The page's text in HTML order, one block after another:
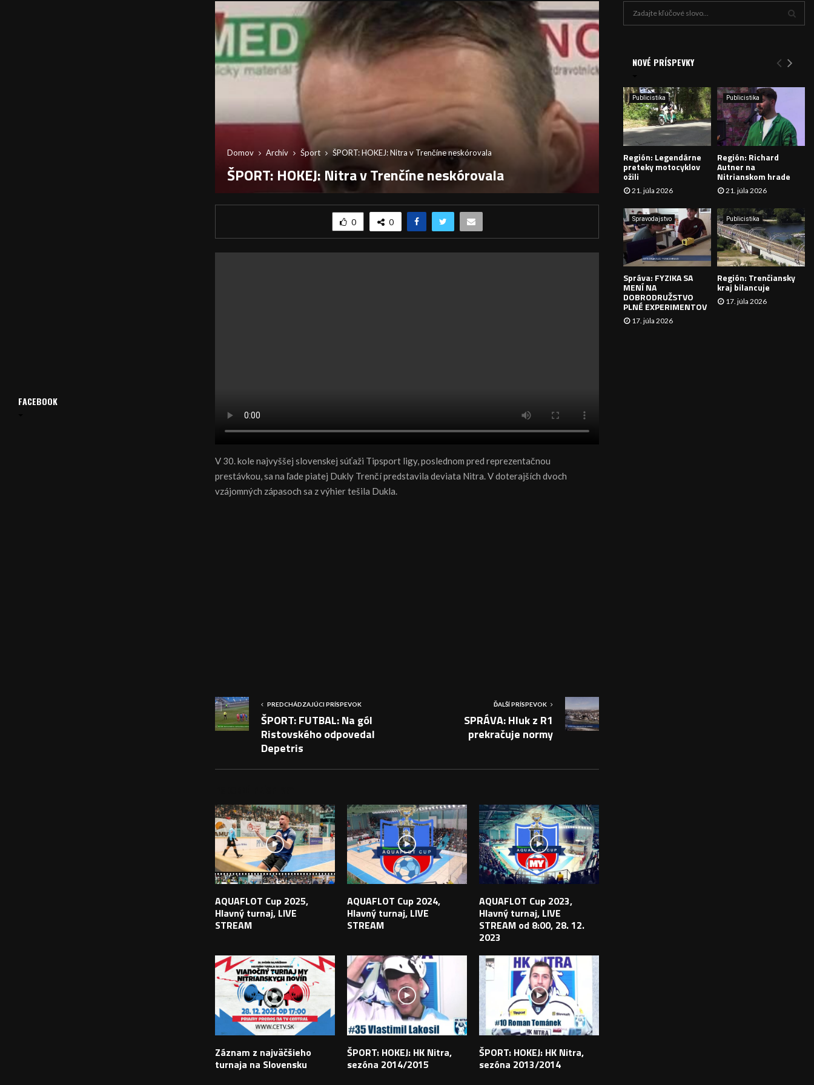
Domov Archív Šport ŠPORT: HOKEJ: Nitra v Trenčíne neskórovala
ŠPORT: HOKEJ: Nitra v Trenčíne neskórovala
0 0
V 30. kole najvyššej slovenskej súťaži Tipsport ligy, poslednom pred reprezentačnou
prestávkou, sa na ľade piatej Dukly Trenčí predstavila deviata Nitra. V doterajších dvoch
vzájomných zápasoch sa z výhier tešila Dukla.
PREDCHÁDZAJÚCI PRÍSPEVOK
ŠPORT: FUTBAL: Na gól
Ristovského odpovedal
Depetris
ĎALŠÍ PRÍSPEVOK
SPRÁVA: Hluk z R1
prekračuje normy
AQUAFLOT Cup 2025,
Hlavný turnaj, LIVE
STREAM
AQUAFLOT Cup 2024,
Hlavný turnaj, LIVE
STREAM
AQUAFLOT Cup 2023,
Hlavný turnaj, LIVE
STREAM od 8:00, 28. 12.
2023
Záznam z najväčšieho
turnaja na Slovensku
ŠPORT: HOKEJ: HK Nitra,
sezóna 2014/2015
ŠPORT: HOKEJ: HK Nitra,
sezóna 2013/2014
FACEBOOK
e
:
Y
H
A
Á
V
A
N
I
NOVÉ PRÍSPEVKY
Publicistika
Región: Legendárne
preteky motocyklov
ožili
21. júla 2026
Publicistika
Región: Richard
Autner na
Nitrianskom hrade
21. júla 2026
Spravodajstvo
Správa: FYZIKA SA
MENÍ NA
DOBRODRUŽSTVO
PLNÉ EXPERIMENTOV
17. júla 2026
Publicistika
Región: Trenčiansky
kraj bilancuje
17. júla 2026